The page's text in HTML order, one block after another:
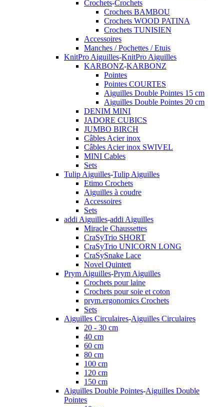
Crochets-Crochets
Crochets BAMBOU
Crochets WOOD PATINA
Crochets TUNISIEN
Accessoires
Manches / Pochettes / Etuis
KnitPro Aiguilles-KnitPro Aiguilles
KARBONZ-KARBONZ
Pointes
Pointes COURTES
Aiguilles Double Pointes 15 cm
Aiguilles Double Pointes 20 cm
DENIM MINI
JADORE CUBICS
JUMBO BIRCH
Câbles Acier inox
Câbles Acier inox SWIVEL
MINI Cables
Sets
Tulip Aiguilles-Tulip Aiguilles
Etimo Crochets
Aiguilles à coudre
Accessoires
Sets
addi Aiguilles-addi Aiguilles
Miracle Chaussettes
CraSyTrio SHORT
CraSyTrio UNICORN LONG
CraSySnake Lace
Novel Quintett
Prym Aiguilles-Prym Aiguilles
Crochets pour laine
Crochets pour soie et coton
prym.ergonomics Crochets
Sets
Aiguilles Circulaires-Aiguilles Circulaires
20 - 30 cm
40 cm
60 cm
80 cm
100 cm
120 cm
150 cm
Aiguilles Double Pointes-Aiguilles Double
Pointes